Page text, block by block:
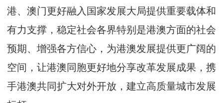
港、澳门更好融入国家发展大局提供重要载体和
有力支撑，稳定社会各界特别是港澳方面的社会
预期、增强各方信心，为港澳发展提供更广阔的
空间，让港澳同胞更好地分享改革发展成果，携
手港澳共同扩大对外开放，建立高质量城市发展